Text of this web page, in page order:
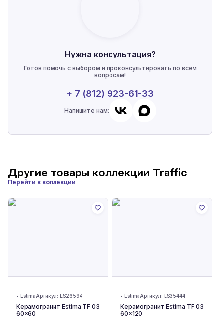
Нужна консультация?
Готов помочь с выбором и проконсультировать по всем
вопросам!
+ 7 (812) 923-61-33
Напишите нам:
Другие товары коллекции Traffic
Перейти к коллекции
• EstimaАртикул: ES26594
Керамогранит Estima TF 03
60x60
• EstimaАртикул: ES35444
Керамогранит Estima TF 03
60x120